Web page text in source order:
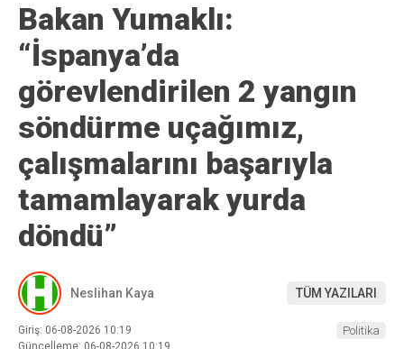
Bakan Yumaklı:
“İspanya’da
görevlendirilen 2 yangın
söndürme uçağımız,
çalışmalarını başarıyla
tamamlayarak yurda
döndü”
Neslihan Kaya TÜM YAZILARI
Giriş: 06-08-2026 10:19
Güncelleme: 06-08-2026 10:19
Politika